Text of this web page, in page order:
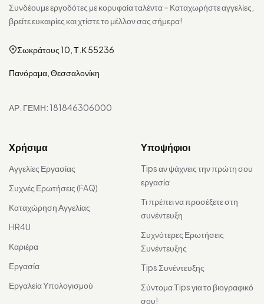
Συνδέουμε εργοδότες με κορυφαία ταλέντα – Καταχωρήστε αγγελίες,
βρείτε ευκαιρίες και χτίστε το μέλλον σας σήμερα!
Σωκράτους 10, Τ.Κ 55236
Πανόραμα, Θεσσαλονίκη
ΑΡ. ΓΕΜΗ: 181846306000
Χρήσιμα
Αγγελίες Εργασίας
Συχνές Ερωτήσεις (FAQ)
Καταχώρηση Αγγελίας
HR4U
Καριέρα
Εργασία
Εργαλεία Υπολογισμού
Υποψήφιοι
Tips αν ψάχνεις την πρώτη σου
εργασία
Τι πρέπει να προσέξετε στη
συνέντευξη
Συχνότερες Ερωτήσεις
Συνέντευξης
Tips Συνέντευξης
Σύντομα Τips για το βιογραφικό
σου!